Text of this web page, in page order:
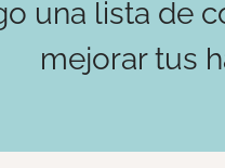
una lista de
mejorar tus